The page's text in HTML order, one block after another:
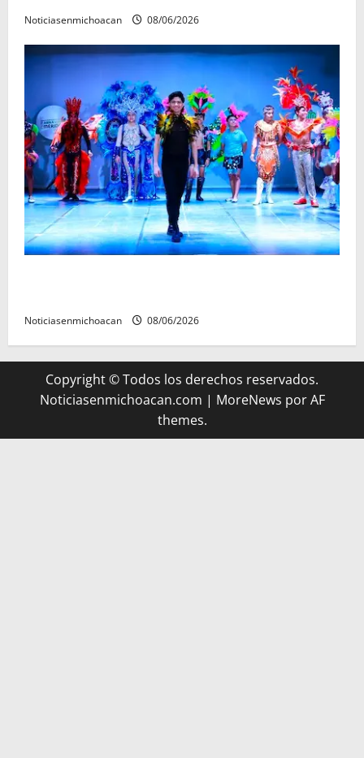
Noticiasenmichoacan 08/06/2026
Noticiasenmichoacan 08/06/2026
Copyright © Todos los derechos reservados.
Noticiasenmichoacan.com | MoreNews por AF
themes.